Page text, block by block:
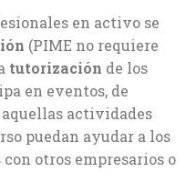
en activo se
(PIME no requiere
tutorización de los
en eventos, de
actividades
puedan ayudar a los
otros empresarios o